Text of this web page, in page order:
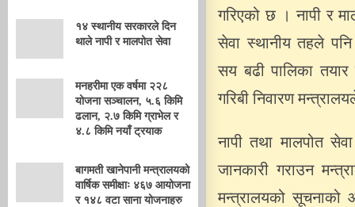
१४ स्थानीय सरकारले दिन
थाले नापी र मालपोत सेवा
मनहरीमा एक वर्षमा २२८
योजना सञ्चालन, ५.६ किमि
ढलान, २.७ किमि ग्राभेल र
४.८ किमि नयाँ ट्रयाक
बागमती खानेपानी मन्त्रालयको
वार्षिक समीक्षाः ४६७ आयोजना
र १४८ वटा साना योजनाहरु
गरिएको छ । नापी र
सेवा स्थानीय तहले
सय बढी पालिका
गरिबी निवारण
नापी तथा मालपोत
जानकारी गराउन
मन्त्रालयको सूचनाको